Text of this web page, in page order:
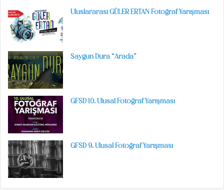
Uluslararası GÜLER ERTAN Fotoğraf Yarışması
Saygun Dura “Arada”
GFSD 10. Ulusal Fotoğraf Yarışması
GFSD 9. Ulusal Fotoğraf Yarışması